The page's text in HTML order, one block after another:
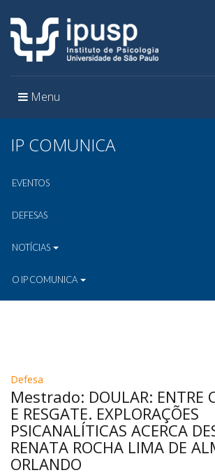
Toggle
Menu
IP COMUNICA
EVENTOS
DEFESAS
NOTÍCIAS
O IP COMUNICA
Defesa
Mestrado: DOULAR: ENTRE
E RESGATE. EXPLORAÇÕES
PSICANALÍTICAS ACERCA
RENATA ROCHA LIMA DE
ORLANDO